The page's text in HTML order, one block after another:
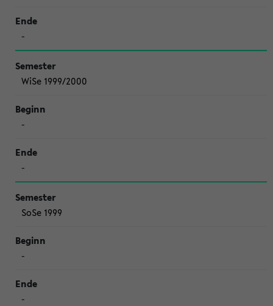
-
WiSe 1999/2000
-
-
SoSe 1999
-
-